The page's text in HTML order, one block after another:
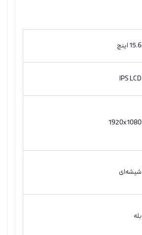
15.6 اینچ
IPS LCD
1920x1080
شیشه‌ای
بله